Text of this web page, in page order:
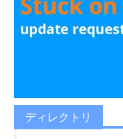
ディレクトリ